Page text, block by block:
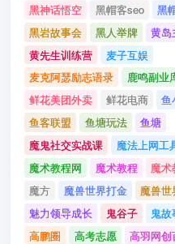
黑神话悟空
黑帽客seo
黑
黑岩故事会
黑人举牌
黄岛
黄先生训练营
麦子互娱
麦克阿瑟励志语录
鹿鸣副业
鲜花美团外卖
鲜花电商
鱼
鱼客联盟
鱼塘玩法
鱼塘
魔鬼社交实战课
魔法上网工
魔术教程网
魔术教程
魔术
魔方
魔兽世界打金 魔兽世
魅力领导成长
鬼谷子
鬼
高鹏圈
高考志愿
高羽网创